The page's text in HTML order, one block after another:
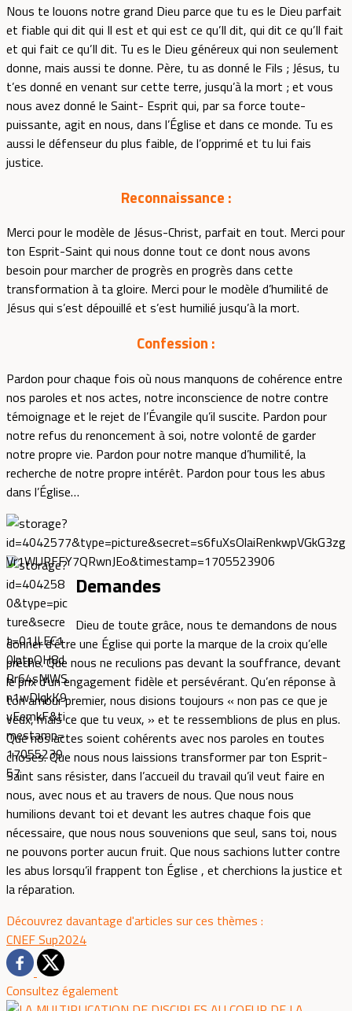
Nous te louons notre grand Dieu parce que tu es le Dieu parfait
et fiable qui dit qui Il est et qui est ce qu’Il dit, qui dit ce qu’Il fait
et qui fait ce qu’Il dit. Tu es le Dieu généreux qui non seulement
donne, mais aussi te donne. Père, tu as donné le Fils ; Jésus, tu
t’es donné en venant sur cette terre, jusqu’à la mort ; et vous
nous avez donné le Saint- Esprit qui, par sa force toute-
puissante, agit en nous, dans l’Église et dans ce monde. Tu es
aussi le défenseur du plus faible, de l’opprimé et tu lui fais
justice.
Reconnaissance :
Merci pour le modèle de Jésus-Christ, parfait en tout. Merci pour
ton Esprit-Saint qui nous donne tout ce dont nous avons
besoin pour marcher de progrès en progrès dans cette
transformation à ta gloire. Merci pour le modèle d’humilité de
Jésus qui s’est dépouillé et s’est humilié jusqu’à la mort.
Confession :
Pardon pour chaque fois où nous manquons de cohérence entre
nos paroles et nos actes, notre inconscience de notre contre
témoignage et le rejet de l’Évangile qu’il suscite. Pardon pour
notre refus du renoncement à soi, notre volonté de garder
notre propre vie. Pardon pour notre manque d’humilité, la
recherche de notre propre intérêt. Pardon pour tous les abus
dans l’Église…
Demandes
Dieu de toute grâce, nous te demandons de nous
donner d’être une Église qui porte la marque de la croix qu’elle
prêche. Que nous ne reculions pas devant la souffrance, devant
le prix d’un engagement fidèle et persévérant. Qu’en réponse à
ton amour premier, nous disions toujours « non pas ce que je
veux, mais ce que tu veux, » et te ressemblions de plus en plus.
Que nos actes soient cohérents avec nos paroles en toutes
choses. Que nous nous laissions transformer par ton Esprit-
Saint sans résister, dans l’accueil du travail qu’il veut faire en
nous, avec nous et au travers de nous. Que nous nous
humilions devant toi et devant les autres chaque fois que
nécessaire, que nous nous souvenions que seul, sans toi, nous
ne pouvons porter aucun fruit. Que nous sachions lutter contre
les abus lorsqu’il frappent ton Église , et cherchions la justice et
la réparation.
Découvrez davantage d'articles sur ces thèmes :
CNEFSup2024
Consultez également